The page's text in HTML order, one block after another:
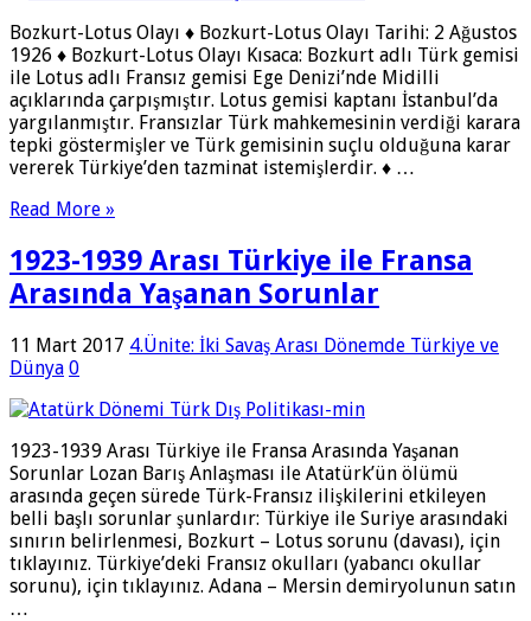
Bozkurt-Lotus Olayı ♦ Bozkurt-Lotus Olayı Tarihi: 2 Ağustos
1926 ♦ Bozkurt-Lotus Olayı Kısaca: Bozkurt adlı Türk gemisi
ile Lotus adlı Fransız ge­misi Ege Denizi’nde Midilli
açıklarında çarpışmıştır. Lotus gemisi kaptanı İstanbul’da
yargılanmıştır. Fransızlar Türk mahkemesinin verdiği karara
tepki göstermişler ve Türk gemisinin suçlu olduğuna karar
vererek Türkiye’den tazminat istemişlerdir. ♦ …
Read More »
1923-1939 Arası Türkiye ile Fransa
Arasında Yaşanan Sorunlar
11 Mart 2017 4.Ünite: İki Savaş Arası Dönemde Türkiye ve
Dünya 0
1923-1939 Arası Türkiye ile Fransa Arasında Yaşanan
Sorunlar Lozan Barış Anlaşması ile Atatürk’ün ölümü
arasında geçen sürede Türk-Fransız ilişkilerini etkileyen
belli başlı sorunlar şunlardır: Türkiye ile Suriye arasındaki
sınırın belirlenmesi, Bozkurt – Lotus sorunu (davası), için
tıklayınız. Türkiye’deki Fransız okulları (yabancı okullar
sorunu), için tıklayınız. Adana – Mersin demiryolunun satın
…